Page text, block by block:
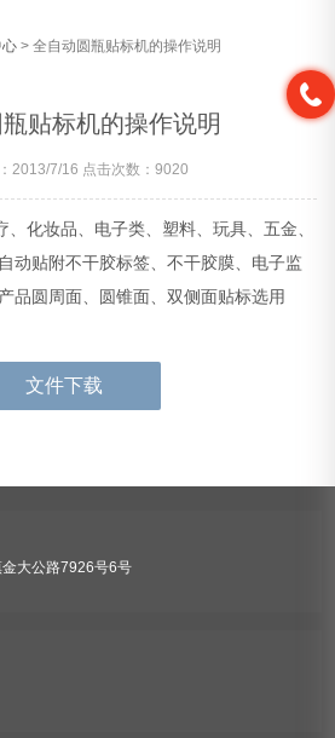
心 > 全自动圆瓶贴标机的操作说明
贴标机的操作说明
2013/7/16 点击次数：9020
化妆品、电子类、塑料、玩具、五金、
动贴附不干胶标签、不干胶膜、电子监
品圆周面、圆锥面、双侧面贴标选用
文件下载
大公路7926号6号